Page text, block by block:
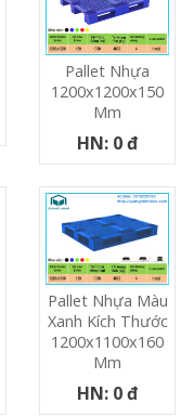
Pallet Nhựa
1200x1200x150
Mm
HN: 0 đ
Pallet Nhựa Màu
Xanh Kích Thước
1200x1100x160
Mm
HN: 0 đ